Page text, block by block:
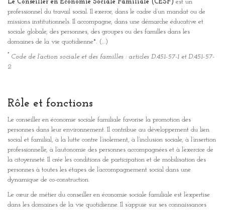
Le Conseiller en Economie Sociale Familiale (CESF) est un
professionnel du travail social. Il exerce, dans le cadre d’un mandat ou de
missions institutionnels. Il accompagne, dans une démarche éducative et
sociale globale, des personnes, des groupes ou des familles dans les
domaines de la vie quotidienne*. (…)
* Code de l’action sociale et des familles : articles D.451-57-1 et D.451-57-
2
Rôle et fonctions
Le conseiller en économie sociale familiale favorise la promotion des
personnes dans leur environnement. Il contribue au développement du lien
social et familial, à la lutte contre l’isolement, à l’inclusion sociale, à l’insertion
professionnelle, à l’autonomie des personnes accompagnées et à l’exercice de
la citoyenneté. Il crée les conditions de participation et de mobilisation des
personnes à toutes les étapes de l’accompagnement social dans une
dynamique de co-construction.
Le cœur de métier du conseiller en économie sociale familiale est l’expertise
dans les domaines de la vie quotidienne. Il s’appuie sur ses connaissances